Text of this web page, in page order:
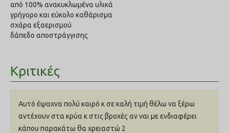
από 100% ανακυκλωμένα υλικά
γρήγορο και εύκολο καθάρισμα
σχάρα εξαερισμού
δάπεδο αποστράγγισης
Κριτικές
Αυτό έψαχνα πολύ καιρό κ σε καλή τιμή θέλω να ξέρω
αντέχουν στα κρύα κ στις βροχές αν ναι με ενδιαφέρει
κάπου παρακάτω θα χρειαστώ 2